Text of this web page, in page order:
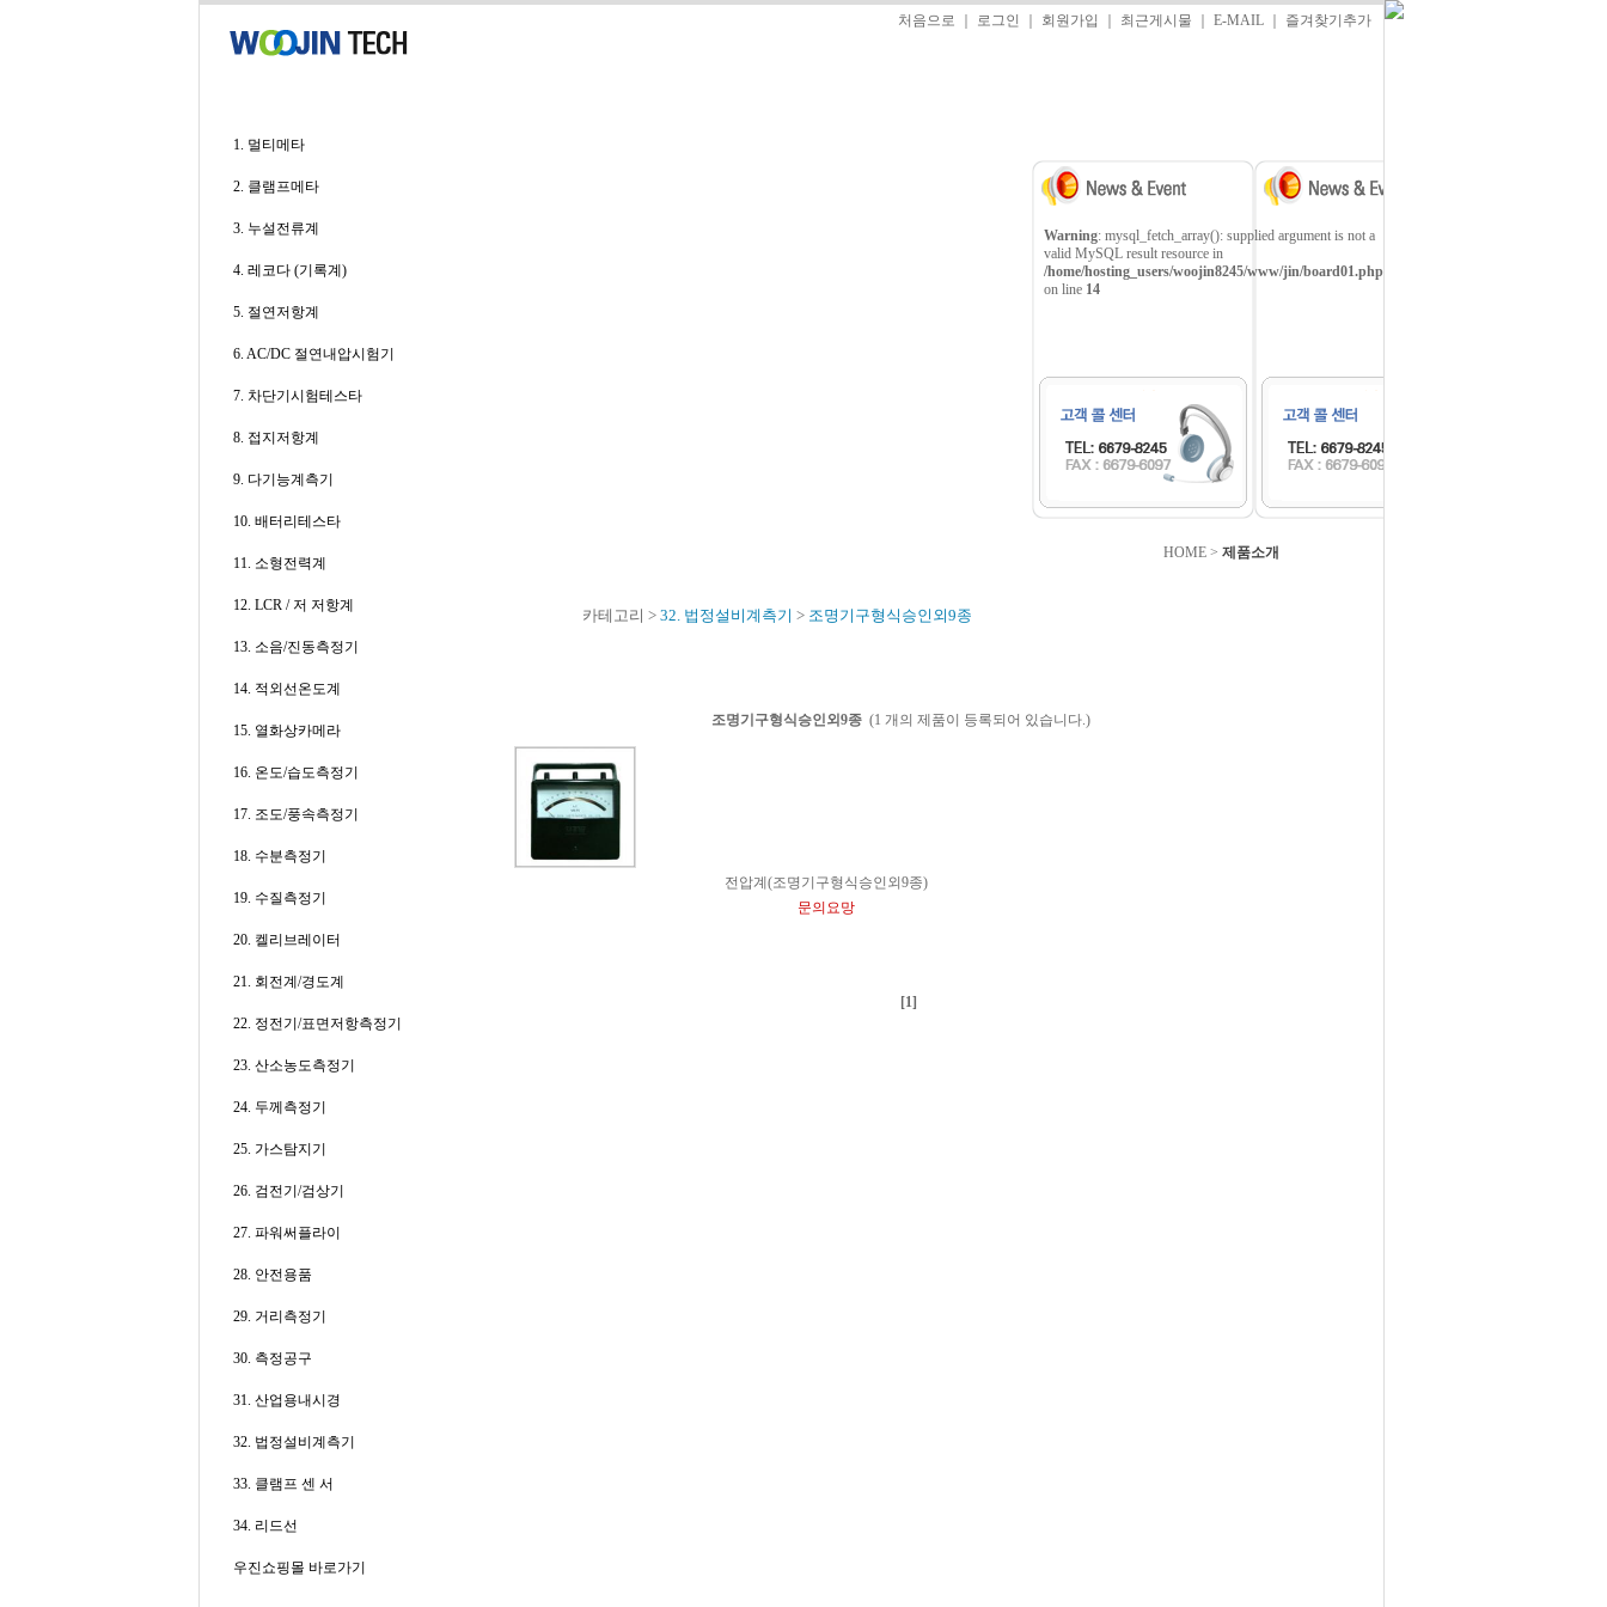
처음으로 로그인 회원가입 최근게시물 E-MAIL 즐겨찾기추가
1. 멀티메타
2. 클램프메타
3. 누설전류계
4. 레코다 (기록계)
5. 절연저항계
6. AC/DC 절연내압시험기
7. 차단기시험테스타
8. 접지저항계
9. 다기능계측기
10. 배터리테스타
11. 소형전력계
12. LCR / 저 저항계
13. 소음/진동측정기
14. 적외선온도계
15. 열화상카메라
16. 온도/습도측정기
17. 조도/풍속측정기
18. 수분측정기
19. 수질측정기
20. 켈리브레이터
21. 회전계/경도계
22. 정전기/표면저항측정기
23. 산소농도측정기
24. 두께측정기
25. 가스탐지기
26. 검전기/검상기
27. 파워써플라이
28. 안전용품
29. 거리측정기
30. 측정공구
31. 산업용내시경
32. 법정설비계측기
33. 클램프 센 서
34. 리드선
우진쇼핑몰 바로가기
Warning: mysql_fetch_array(): supplied argument is not a
valid MySQL result resource in
/home/hosting_users/woojin8245/www/jin/board01.php
on line 14
HOME > 제품소개
카테고리 > 32. 법정설비계측기 > 조명기구형식승인외9종
조명기구형식승인외9종(1 개의 제품이 등록되어 있습니다.)
전압계(조명기구형식승인외9종)
문의요망
[1]